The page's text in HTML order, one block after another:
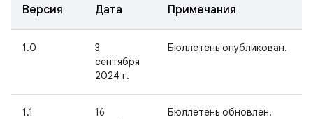
Версия Дата Примечания
1.0
3
сентября
2024 г.
Бюллетень опубликован.
1.1
16
Бюллетень обновлен.